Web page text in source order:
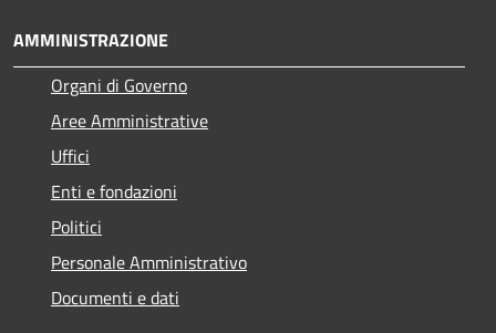
AMMINISTRAZIONE
Organi di Governo
Aree Amministrative
Uffici
Enti e fondazioni
Politici
Personale Amministrativo
Documenti e dati